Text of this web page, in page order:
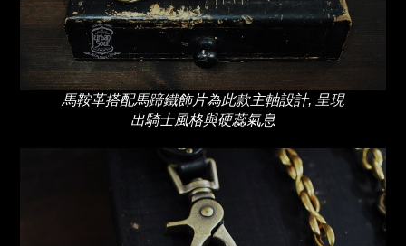
馬鞍革搭配馬蹄鐵飾片為此款主軸設計, 呈現
出騎士風格與硬蕊氣息